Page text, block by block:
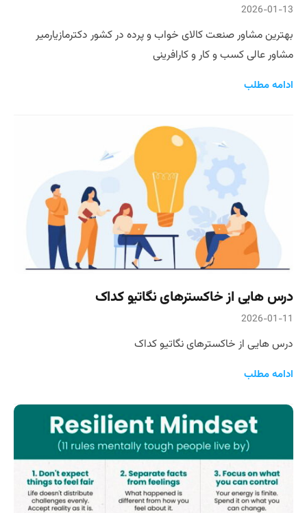
2026-01-13
بهترین مشاور صنعت کالای خواب و پرده در کشور دکترمازیارمیر
مشاور عالی کسب و کار و کارافرینی
ادامه مطلب
درس هایی از خاکسترهای نگاتیو کداک
2026-01-11
درس هایی از خاکسترهای نگاتیو کداک
ادامه مطلب